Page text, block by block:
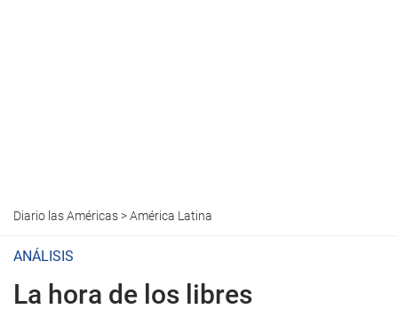
Diario las Américas>América Latina
ANÁLISIS
La hora de los libres